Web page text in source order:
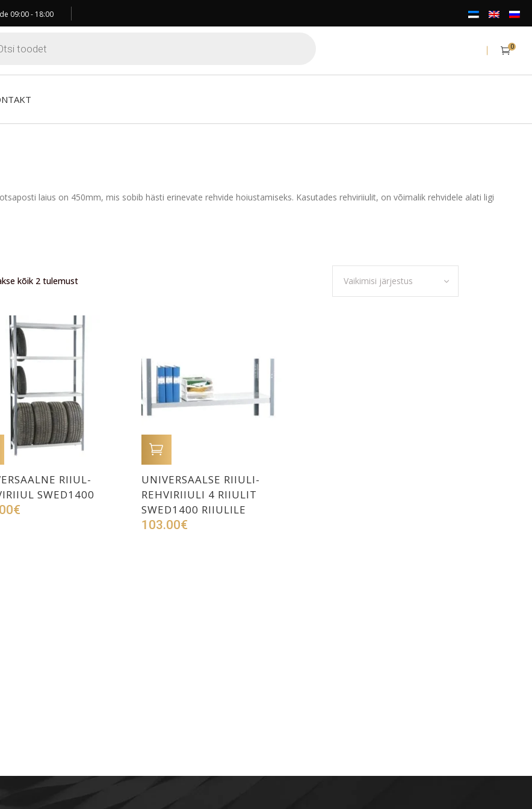
09:00 - 18:00
0
laius on 450mm, mis sobib hästi erinevate rehvide hoiustamiseks. Kasutades rehviriiulit, on võimalik rehvidele alati ligi
kõik 2 tulemust Vaikimisi järjestus
LISA OSTUKORVI
RIIUL-
SWED1400
€
UNIVERSAALSE RIIULI-
REHVIRIIULI 4 RIIULIT
SWED1400 RIIULILE
103.00€